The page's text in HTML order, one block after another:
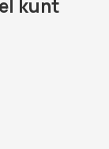
kunt